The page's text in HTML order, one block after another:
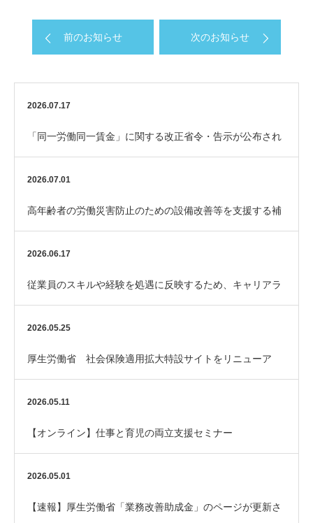
前のお知らせ 次のお知らせ
2026.07.17
「同一労働同一賃金」に関する改正省令・告示が公布され
ました
2026.07.01
高年齢者の労働災害防止のための設備改善等を支援する補
助金「エイジフレンドリー補助金」
2026.06.17
従業員のスキルや経験を処遇に反映するため、キャリアラ
ダーを整備してみませんか？
2026.05.25
厚生労働省 社会保険適用拡大特設サイトをリニューア
ル！
2026.05.11
【オンライン】仕事と育児の両立支援セミナー
2026.05.01
【速報】厚生労働省「業務改善助成金」のページが更新さ